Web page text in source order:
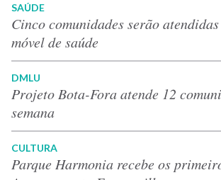
SAÚDE
Cinco comunidades serão
móvel de saúde
DMLU
Projeto Bota-Fora atende 12
semana
CULTURA
Parque Harmonia recebe os